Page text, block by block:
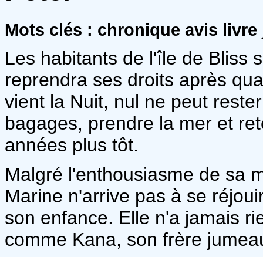
Mots clés : chronique avis
Les habitants de l'île de Bliss
reprendra ses droits après
vient la Nuit, nul ne peut
bagages, prendre la mer et
années plus tôt.
Malgré l'enthousiasme de sa
Marine n'arrive pas à se
son enfance. Elle n'a jamais
comme Kana, son frère